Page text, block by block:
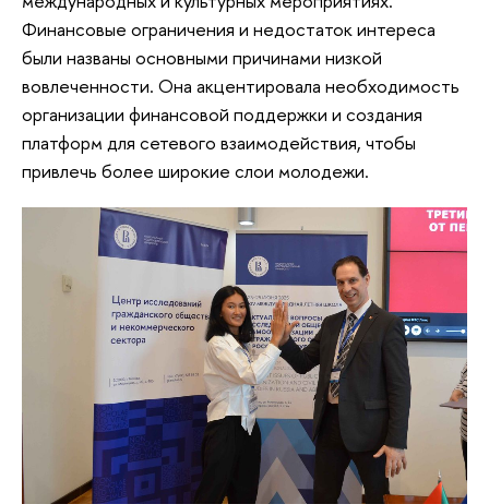
Финансовые ограничения и недостаток интереса
были названы основными причинами низкой
вовлеченности. Она акцентировала необходимость
организации финансовой поддержки и создания
платформ для сетевого взаимодействия, чтобы
привлечь более широкие слои молодежи.